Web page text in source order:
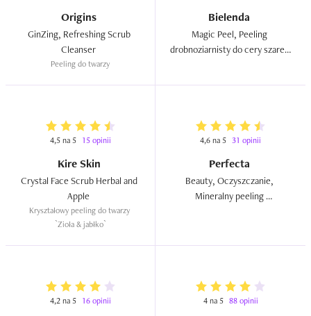
Origins
GinZing, Refreshing Scrub
Peeling do twarzy
Bielenda
Magic Peel, Peeling
drobnoziarnisty do cery szarej,
4,5 na 5 15 opinii
Kire Skin
Crystal Face Scrub Herbal and
Kryształowy peeling do twarzy
`Zioła & jabłko`
4,6 na 5 31 opinii
Perfecta
Beauty, Oczyszczanie,
Mineralny peeling
4,2 na 5 16 opinii 4 na 5 88 opinii